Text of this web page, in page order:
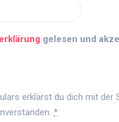
gelesen und
erklärst du dich mit der
*